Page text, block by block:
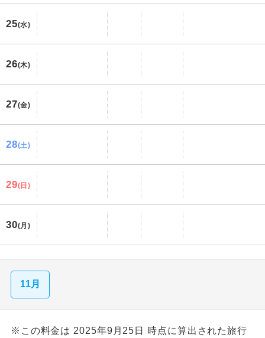
25(水)
26(木)
27(金)
28(土)
29(日)
30(月)
11月
※この料金は 2025年9月25日 時点に算出された旅行